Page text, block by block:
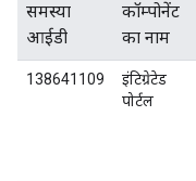
समस्या
आईडी
कॉम्पोनेंट
का नाम
138641109
इंटिग्रेटेड
पोर्टल